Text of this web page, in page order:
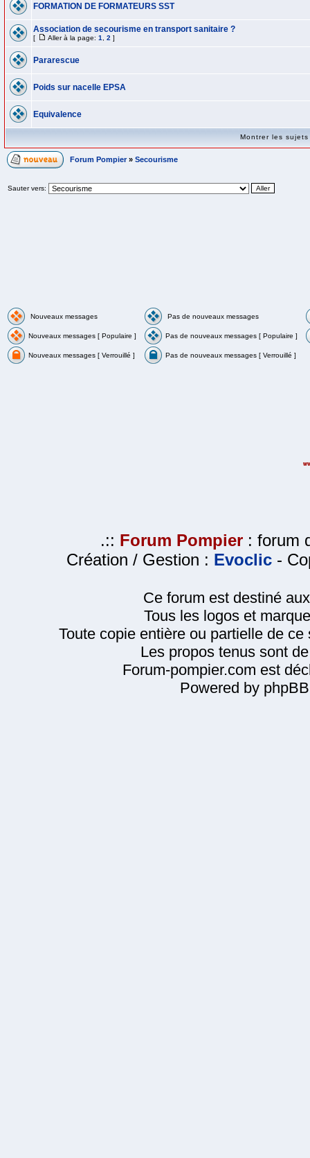
FORMATION DE FORMATEURS SST
Association de secourisme en transport sanitaire ?
[ Aller à la page: 1 2 ]
Pararescue
Poids sur nacelle EPSA
Equivalence
Montrer les
Forum Pompier » Secourisme
Sauter vers:
Nouveaux messages Pas de nouveaux messages
Nouveaux messages [ Populaire ] Pas de nouveaux messages [ Populaire ]
Nouveaux messages [ Verrouillé ] Pas de nouveaux messages [ Verrouillé ]
.:: Forum Pompier : forum
Création / Gestion : Evoclic -
Ce forum est destiné
Tous les logos et
Toute copie entière ou partielle de
Les propos tenus sont
Forum-pompier.com est
Powered by